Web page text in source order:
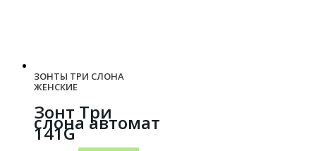
ЗОНТЫ ТРИ СЛОНА
ЖЕНСКИЕ
Зонт Три
слона автомат
141G